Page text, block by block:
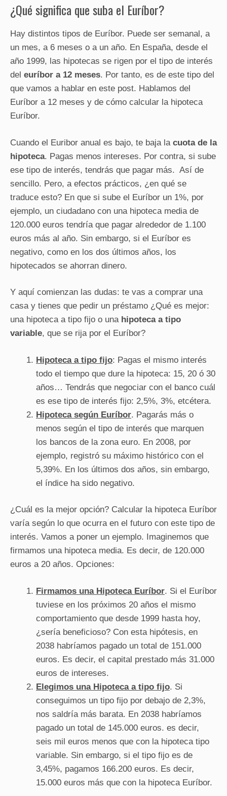
¿Qué significa que suba el Euríbor?
Hay distintos tipos de Euríbor. Puede ser semanal, a
un mes, a 6 meses o a un año. En España, desde el
año 1999, las hipotecas se rigen por el tipo de interés
del euríbor a 12 meses. Por tanto, es de este tipo del
que vamos a hablar en este post. Hablamos del
Euríbor a 12 meses y de cómo calcular la hipoteca
Euríbor.
Cuando el Euribor anual es bajo, te baja la cuota de la
hipoteca. Pagas menos intereses. Por contra, si sube
ese tipo de interés, tendrás que pagar más. Así de
sencillo. Pero, a efectos prácticos, ¿en qué se
traduce esto? En que si sube el Euríbor un 1%, por
ejemplo, un ciudadano con una hipoteca media de
120.000 euros tendría que pagar alrededor de 1.100
euros más al año. Sin embargo, si el Euríbor es
negativo, como en los dos últimos años, los
hipotecados se ahorran dinero.
Y aquí comienzan las dudas: te vas a comprar una
casa y tienes que pedir un préstamo ¿Qué es mejor:
una hipoteca a tipo fijo o una hipoteca a tipo
variable, que se rija por el Euríbor?
Hipoteca a tipo fijo: Pagas el mismo interés
todo el tiempo que dure la hipoteca: 15, 20 ó 30
años… Tendrás que negociar con el banco cuál
es ese tipo de interés fijo: 2,5%, 3%, etcétera.
Hipoteca según Euríbor. Pagarás más o
menos según el tipo de interés que marquen
los bancos de la zona euro. En 2008, por
ejemplo, registró su máximo histórico con el
5,39%. En los últimos dos años, sin embargo,
el índice ha sido negativo.
¿Cuál es la mejor opción? Calcular la hipoteca Euríbor
varía según lo que ocurra en el futuro con este tipo de
interés. Vamos a poner un ejemplo. Imaginemos que
firmamos una hipoteca media. Es decir, de 120.000
euros a 20 años. Opciones:
Firmamos una Hipoteca Euríbor. Si el Euríbor
tuviese en los próximos 20 años el mismo
comportamiento que desde 1999 hasta hoy,
¿sería beneficioso? Con esta hipótesis, en
2038 habríamos pagado un total de 151.000
euros. Es decir, el capital prestado más 31.000
euros de intereses.
Elegimos una Hipoteca a tipo fijo. Si
conseguimos un tipo fijo por debajo de 2,3%,
nos saldría más barata. En 2038 habríamos
pagado un total de 145.000 euros. es decir,
seis mil euros menos que con la hipoteca tipo
variable. Sin embargo, si el tipo fijo es de
3,45%, pagamos 166.200 euros. Es decir,
15.000 euros más que con la hipoteca Euríbor.